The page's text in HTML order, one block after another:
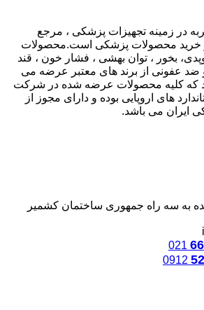
در زمینه تجهیزات پزشکی ، مرجع
محصولات پزشکی است.محصولات
بخور ، توان بهشی ، فشار خون ، قند
عفونی از برند های معتبر عرضه می
که کلیه محصولات عرضه شده در شرکت
های اروپایی بوده و دارای مجوز از
ایران می باشد.
به سه راه جمهوری ساختمان کشمیر